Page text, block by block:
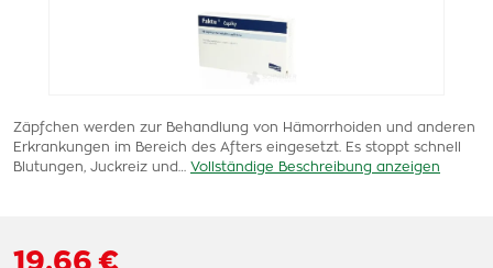
Zäpfchen werden zur Behandlung von Hämorrhoiden und anderen
Erkrankungen im Bereich des Afters eingesetzt. Es stoppt schnell
Blutungen, Juckreiz und…
Vollständige Beschreibung anzeigen
19,66 €